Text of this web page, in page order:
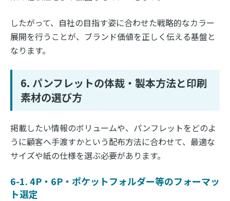
したがって、自社の目指す姿に合わせた戦略的なカラー
展開を行うことが、ブランド価値を正しく伝える基盤と
なります。
6. パンフレットの体裁・製本方法と印刷
素材の選び方
掲載したい情報のボリュームや、パンフレットをどのよ
うに顧客へ手渡すかという配布方法に合わせて、最適な
サイズや紙の仕様を選ぶ必要があります。
6-1. 4P・6P・ポケットフォルダー等のフォーマッ
ト選定